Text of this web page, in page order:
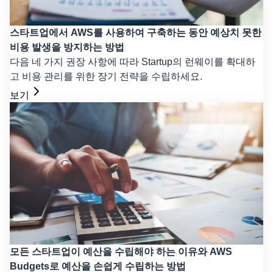
스타트업에서 AWS를 사용하여 구축하는 동안 예상치 못한
비용 발생을 방지하는 방법
다음 네 가지 권장 사항에 따라 Startup의 런웨이를 확대하
고 비용 관리를 위한 장기 전략을 수립하세요.
보기
모든 스타트업이 예산을 수립해야 하는 이유와 AWS
Budgets로 예산을 손쉽게 수립하는 방법